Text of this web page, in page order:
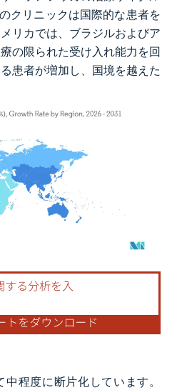
クリニックは国際的な患者を
リカでは、ブラジルおよびア
の限られた受け入れ能力を回
患者が増加し、国境を越えた
はCC BY 4.0の表示が必要です。
程度に断片化しています。